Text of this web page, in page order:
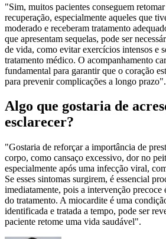
"Sim, muitos pacientes conseguem
recuperação, especialmente aqueles que
moderado e receberam tratamento
que apresentam sequelas, pode ser
de vida, como evitar exercícios intensos e
tratamento médico. O acompanhamento
fundamental para garantir que o coração
para prevenir complicações a longo prazo".
Algo que gostaria de
esclarecer?
"Gostaria de reforçar a importância de
corpo, como cansaço excessivo, dor no
especialmente após uma infecção viral,
Se esses sintomas surgirem, é essencial
imediatamente, pois a intervenção precoce
do tratamento. A miocardite é uma
identificada e tratada a tempo, pode ser
paciente retome uma vida saudável".